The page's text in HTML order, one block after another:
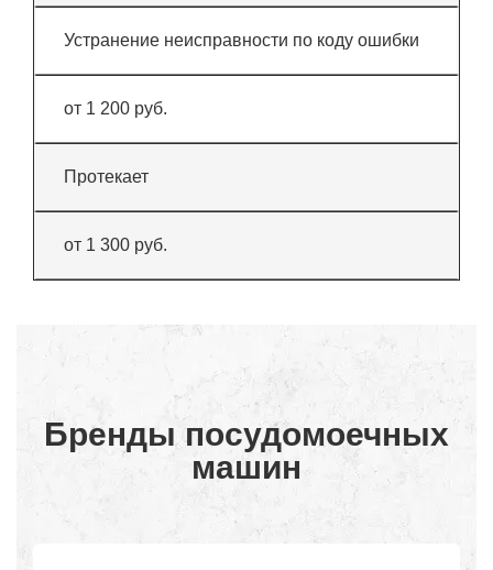
Устранение неисправности по коду ошибки
от 1 200 руб.
Протекает
от 1 300 руб.
Бренды посудомоечных
машин